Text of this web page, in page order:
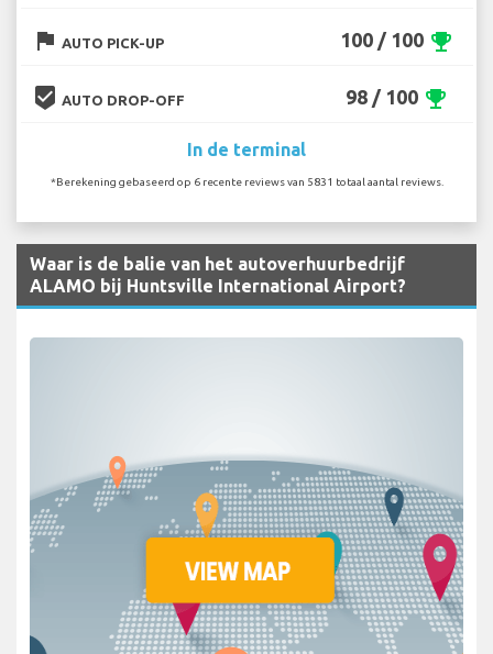
flag AUTO PICK-UP 100 / 100 emoji_events
beenhere AUTO DROP-OFF 98 / 100 emoji_events
In de terminal
*Berekening gebaseerd op 6 recente reviews van 5831 totaal aantal reviews.
Waar is de balie van het autoverhuurbedrijf
ALAMO bij Huntsville International Airport?